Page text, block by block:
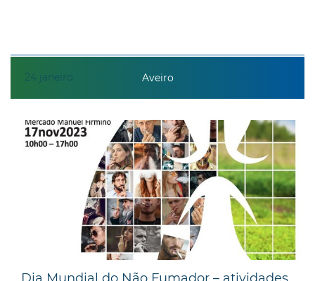
24 janeiro Aveiro
Dia Mundial do Não Fumador – atividades